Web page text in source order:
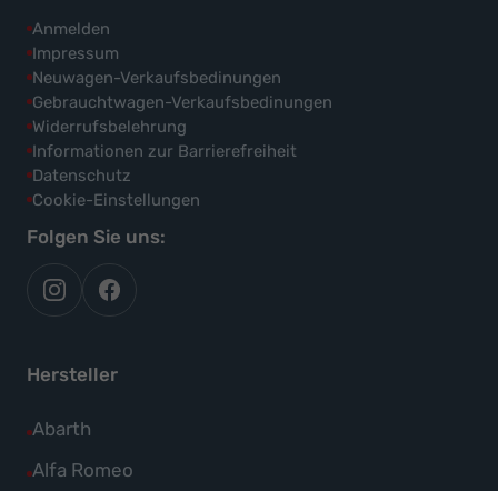
Anmelden
Impressum
Neuwagen-Verkaufsbedinungen
Gebrauchtwagen-Verkaufsbedinungen
Widerrufsbelehrung
Informationen zur Barrierefreiheit
Datenschutz
Cookie-Einstellungen
Folgen Sie uns:
autoflex
auf
autoflex24
auf
Hersteller
Abarth
Alle
Fahrzeuge
Alfa Romeo
Alle